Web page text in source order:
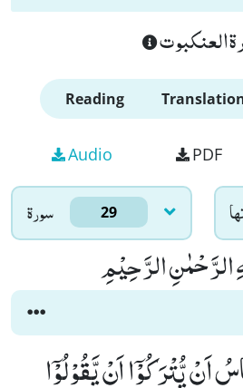
العنكبوت
Reading
Audio PDF
سورۃ 29
الرَّحْمٰنِ الرَّحِیْمِ
اَنْ یُّتْرَكُوْۤا اَنْ یَّقُوْلُوْۤا